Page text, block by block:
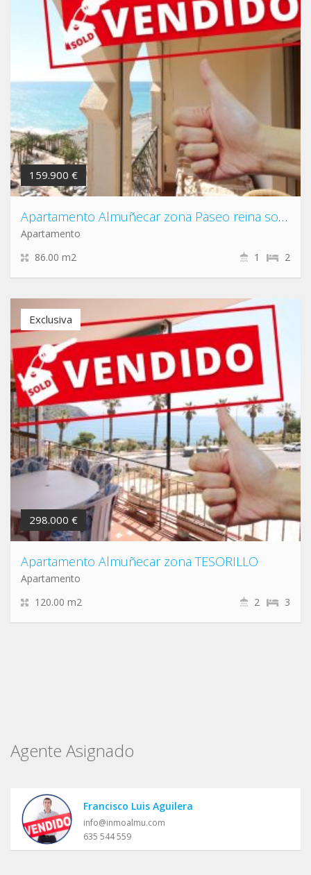
159.900 €
Apartamento Almuñecar zona Paseo reina sofia
Apartamento
86.00 m2
2
1
298.000 €
Exclusiva
Apartamento Almuñecar zona TESORILLO
Apartamento
120.00 m2
3
2
Agente Asignado
Francisco Luis Aguilera
info@inmoalmu.com
635 544 559